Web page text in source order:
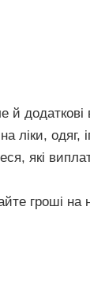
додаткові
ліки, одяг,
які
гроші на